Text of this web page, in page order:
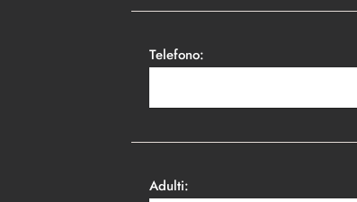
Telefono:
Adulti: